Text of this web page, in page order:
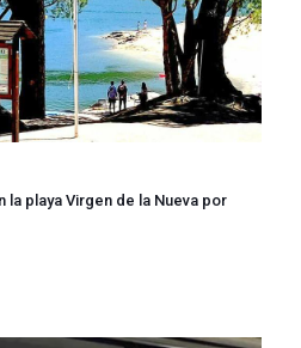
la playa Virgen de la Nueva por